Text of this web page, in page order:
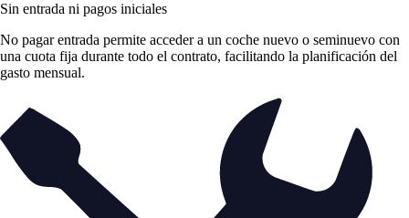
Sin entrada ni pagos iniciales
No pagar entrada permite acceder a un coche nuevo o seminuevo con
una cuota fija durante todo el contrato, facilitando la planificación del
gasto mensual.